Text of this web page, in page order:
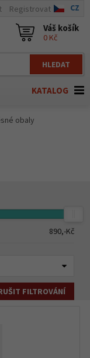
HLEDAT
Registrovat CZ
Váš košík
0 Kč
KATALOG
obaly
890,-Kč
FILTROVÁNÍ